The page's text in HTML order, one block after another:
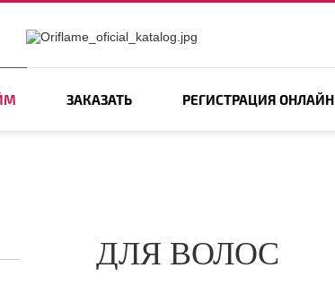
ЗАКАЗАТЬ РЕГИСТРАЦИЯ ОНЛАЙН
ДЛЯ ВОЛОС